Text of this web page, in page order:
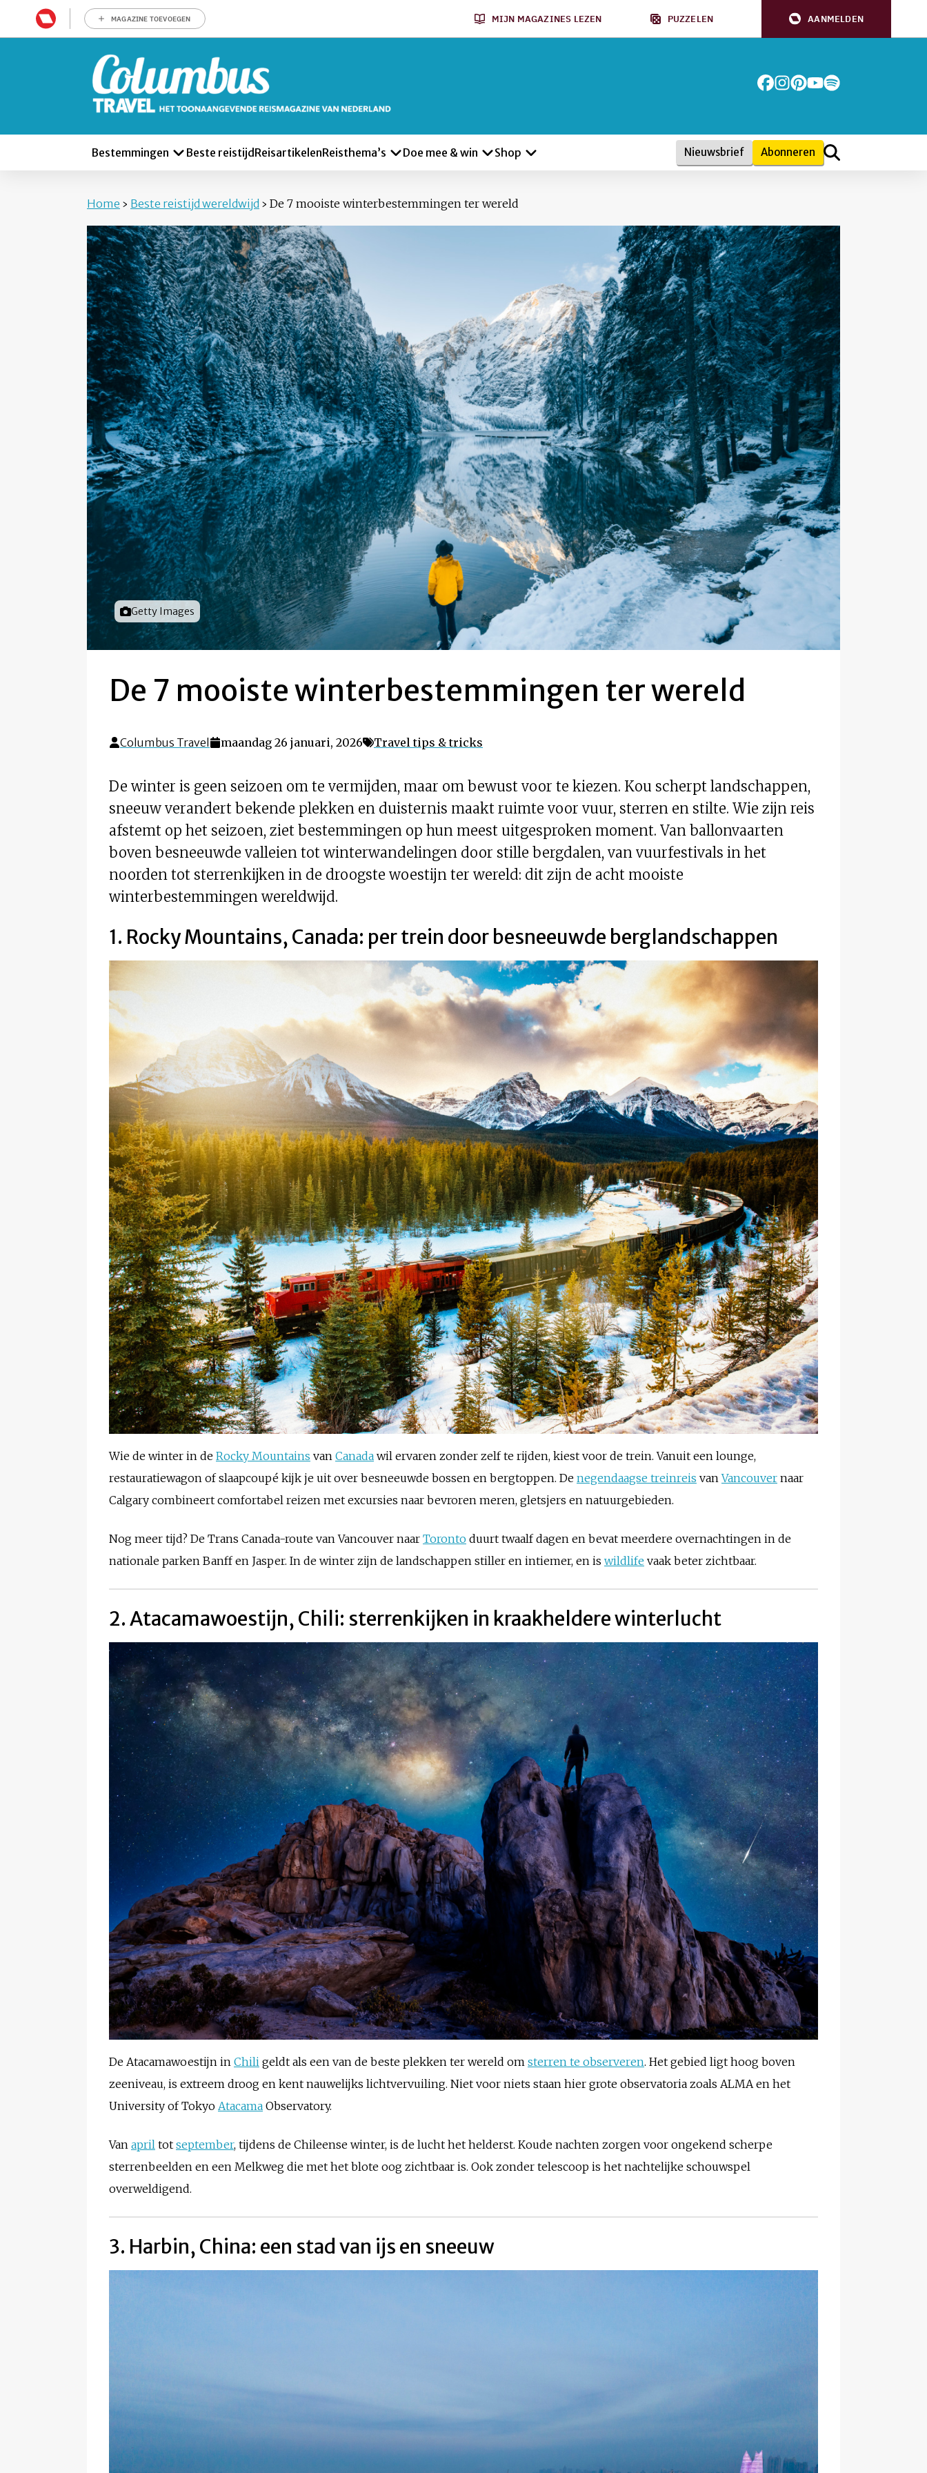
MAGAZINE TOEVOEGEN MIJN MAGAZINES LEZEN PUZZELEN AANMELDEN
Bestemmingen Beste reistijd ReisartikelenReisthema’s Doe mee & win Shop Nieuwsbrief Abonneren
Home › Beste reistijd wereldwijd › De 7 mooiste winterbestemmingen ter wereld
Foto door
Getty Images
De 7 mooiste winterbestemmingen ter wereld
Columbus Travel maandag 26 januari, 2026 Travel tips & tricks
De winter is geen seizoen om te vermijden, maar om bewust voor te kiezen. Kou scherpt landschappen,
sneeuw verandert bekende plekken en duisternis maakt ruimte voor vuur, sterren en stilte. Wie zijn reis
afstemt op het seizoen, ziet bestemmingen op hun meest uitgesproken moment. Van ballonvaarten
boven besneeuwde valleien tot winterwandelingen door stille bergdalen, van vuurfestivals in het
noorden tot sterrenkijken in de droogste woestijn ter wereld: dit zijn de acht mooiste
winterbestemmingen wereldwijd.
1. Rocky Mountains, Canada: per trein door besneeuwde berglandschappen
Wie de winter in de Rocky Mountains van Canada wil ervaren zonder zelf te rijden, kiest voor de trein. Vanuit een lounge,
restauratiewagon of slaapcoupé kijk je uit over besneeuwde bossen en bergtoppen. De negendaagse treinreis vanVancouver naar
Calgary combineert comfortabel reizen met excursies naar bevroren meren, gletsjers en natuurgebieden.
Nog meer tijd? De Trans Canada-route van Vancouver naar Toronto duurt twaalf dagen en bevat meerdere overnachtingen in de
nationale parken Banff en Jasper. In de winter zijn de landschappen stiller en intiemer, en is wildlife vaak beter zichtbaar.
2. Atacamawoestijn, Chili: sterrenkijken in kraakheldere winterlucht
De Atacamawoestijn in Chili geldt als een van de beste plekken ter wereld om sterren te observeren. Het gebied ligt hoog boven
zeeniveau, is extreem droog en kent nauwelijks lichtvervuiling. Niet voor niets staan hier grote observatoria zoals ALMA en het
University of Tokyo Atacama Observatory.
Van april tot september, tijdens de Chileense winter, is de lucht het helderst. Koude nachten zorgen voor ongekend scherpe
sterrenbeelden en een Melkweg die met het blote oog zichtbaar is. Ook zonder telescoop is het nachtelijke schouwspel
overweldigend.
3. Harbin, China: een stad van ijs en sneeuw